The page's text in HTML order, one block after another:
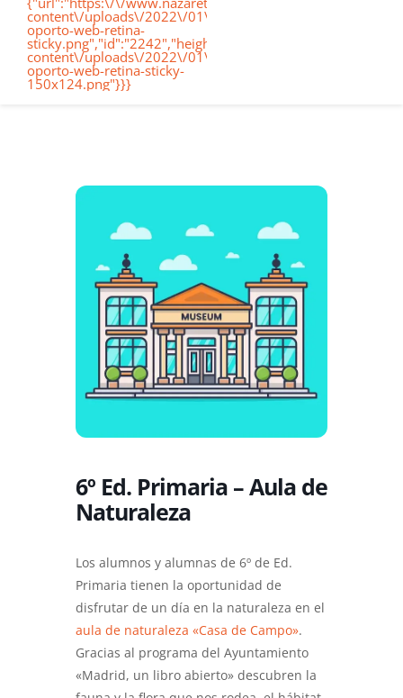
content\/uploads\/2022\/01\/logo-
oporto-web-retina-
content\/uploads\/2022\/01\/logo-
oporto-web-retina-sticky-
150x124.png"}}}
Nuestro Cole
6º Ed. Primaria – Aula de
Naturaleza
Los alumnos y alumnas de 6º de Ed.
Primaria tienen la oportunidad de
disfrutar de un día en la naturaleza en el
aula de naturaleza «Casa de Campo».
Gracias al programa del Ayuntamiento
«Madrid, un libro abierto» descubren la